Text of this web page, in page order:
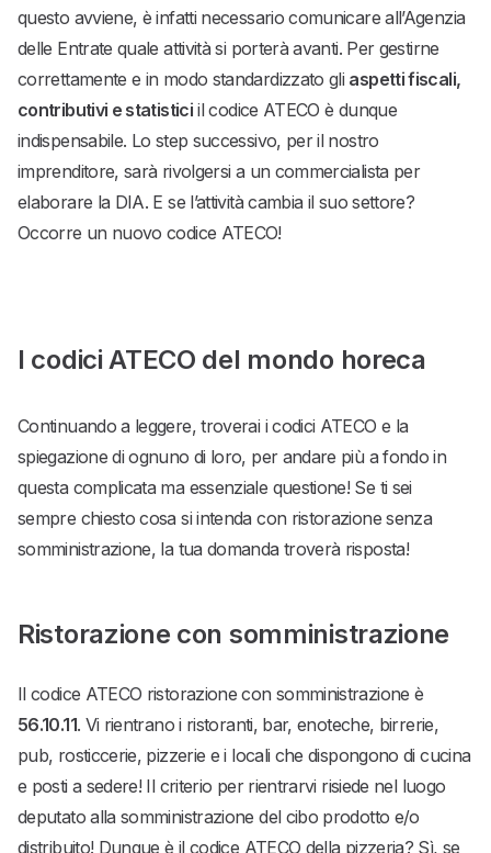
questo avviene, è infatti necessario comunicare all’Agenzia
delle Entrate quale attività si porterà avanti. Per gestirne
correttamente e in modo standardizzato gli aspetti fiscali,
contributivi e statistici il codice ATECO è dunque
indispensabile. Lo step successivo, per il nostro
imprenditore, sarà rivolgersi a un commercialista per
elaborare la DIA. E se l’attività cambia il suo settore?
Occorre un nuovo codice ATECO!
I codici ATECO del mondo horeca
Continuando a leggere, troverai i codici ATECO e la
spiegazione di ognuno di loro, per andare più a fondo in
questa complicata ma essenziale questione! Se ti sei
sempre chiesto cosa si intenda con ristorazione senza
somministrazione, la tua domanda troverà risposta!
Ristorazione con somministrazione
Il codice ATECO ristorazione con somministrazione è
56.10.11. Vi rientrano i ristoranti, bar, enoteche, birrerie,
pub, rosticcerie, pizzerie e i locali che dispongono di cucina
e posti a sedere! Il criterio per rientrarvi risiede nel luogo
deputato alla somministrazione del cibo prodotto e/o
distribuito! Dunque è il codice ATECO della pizzeria? Sì, se